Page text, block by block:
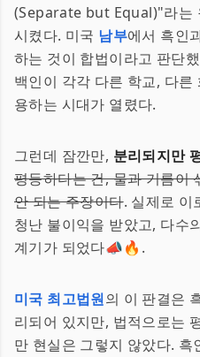
(Separate but Equal)"라는
시켰다. 미국 남부에서 흑인
하는 것이 합법이라고 판단
백인이 각각 다른 학교, 다
용하는 시대가 열렸다.
그런데 잠깐만, 분리되지만
평등하다는 건, 물과 기름이
안 되는 주장이다. 실제로 이
청난 불이익을 받았고, 다수
계기가 되었다📣🔥.
미국 최고법원의 이 판결은
리되어 있지만, 법적으로는
만 현실은 그렇지 않았다.